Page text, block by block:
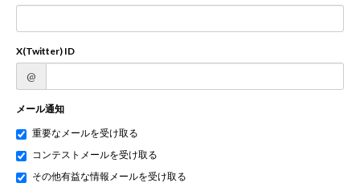
X(Twitter) ID
@
メール通知
重要なメールを受け取る
コンテストメールを受け取る
その他有益な情報メールを受け取る